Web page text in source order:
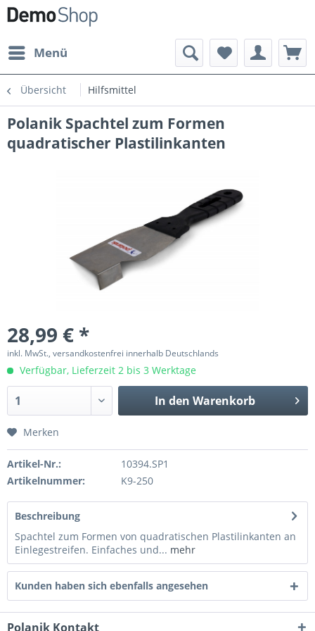
Menü
Übersicht Hilfsmittel
Polanik Spachtel zum Formen
quadratischer Plastilinkanten
28,99 € *
inkl. MwSt., versandkostenfrei innerhalb Deutschlands
Verfügbar, Lieferzeit 2 bis 3 Werktage
In den Warenkorb
Merken
Artikel-Nr.:
10394.SP1
Artikelnummer:
K9-250
Beschreibung
Spachtel zum Formen von quadratischen Plastilinkanten an
Einlegestreifen. Einfaches und... mehr
Kunden haben sich ebenfalls angesehen
Polanik Kontakt